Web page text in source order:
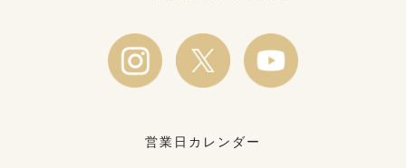
営業日カレンダー